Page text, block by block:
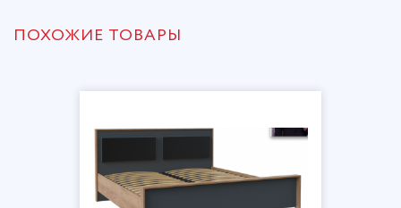
ПОХОЖИЕ ТОВАРЫ